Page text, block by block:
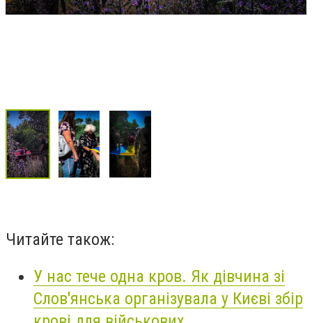
Читайте також:
У нас тече одна кров. Як дівчина зі
Слов'янська організувала у Києві збір